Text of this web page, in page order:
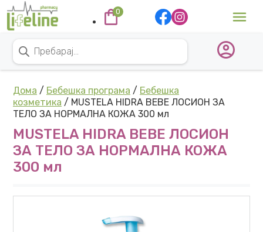
Skip to content
Main Navigation
0
Дома / Бебешка програма / Бебешка
козметика / MUSTELA HIDRA BEBE ЛОСИОН ЗА
ТЕЛО ЗА НОРМАЛНА КОЖА 300 мл
MUSTELA HIDRA BEBE ЛОСИОН
ЗА ТЕЛО ЗА НОРМАЛНА КОЖА
300 мл